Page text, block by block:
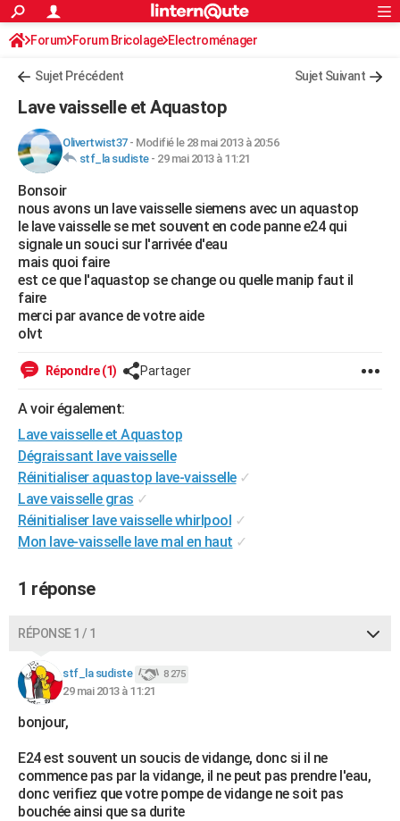
ACTUALITÉS
Politique
Société
Faits Divers
Education
Monde
Villes
+
FINANCE
Retraite
Impôts
Epargne
Immobilier
Risques naturels par ville
Banque
Assurance
Crédit
AUTO
Essais
Réserver un essai
Citadines
Berlines
SUV
Forum auto
+HIGH-TECH
Mobiles
Meilleur smartphone
Internet
Ordinateurs
Jeux vidéo
Guide high-tech
+BRICOLAGE
Forum
Aménagement intérieur
Extérieur
Cuisine
Salle de bains
Jardinage
Rangement
WEEK-END
Guides de France
Escapades
Patrimoine
Expositions
Musées
Week-end nature
LIFESTYLE
Alimentation
Guide de la santé
Maladies
Médicaments
Sommeil
Destinations
City break
Voyage nature
Voyage de noces
Forum
Climat
+
GUIDES D'ACHAT
BONS PLANS
CARTE DE VOEUX
Dictionnaire
Biographies
Citations
Expressions
Proverbes
PROGRAMME TV
COPAINS D'AVANT
S'inscrire
Se connecter
Lycées
Collèges
Primaires
Universités
Entreprises
Service militaire
Avis de recherche
AVIS DE DÉCÈS
S'inscrire
Connexion
Forum Forum Bricolage Electroménager
Sujet Précédent Sujet Suivant
Lave vaisselle et Aquastop
Olivertwist37- Modifié le 28 mai 2013 à 20:56
stf_la sudiste- 29 mai 2013 à 11:21
Bonsoir
nous avons un lave vaisselle siemens avec un aquastop
le lave vaisselle se met souvent en code panne e24 qui
signale un souci sur l'arrivée d'eau
mais quoi faire
est ce que l'aquastop se change ou quelle manip faut il
faire
merci par avance de votre aide
olvt
Répondre (1) Partager
A voir également:
Lave vaisselle et Aquastop
Dégraissant lave vaisselle
Réinitialiser aquastop lave-vaisselle ✓
Lave vaisselle gras ✓
Réinitialiser lave vaisselle whirlpool ✓
Mon lave-vaisselle lave mal en haut ✓
1 réponse
RÉPONSE 1 / 1
stf_la sudiste 8 275
29 mai 2013 à 11:21
bonjour,
E24 est souvent un soucis de vidange, donc si il ne
commence pas par la vidange, il ne peut pas prendre l'eau,
donc verifiez que votre pompe de vidange ne soit pas
bouchée ainsi que sa durite